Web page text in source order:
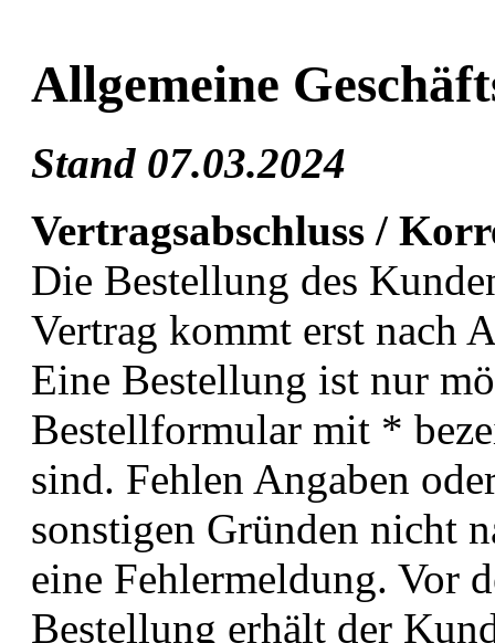
Allgemeine
Stand 07.03.2024
Vertragsabschluss /
Die Bestellung des
Vertrag kommt erst nach
Eine Bestellung ist nur
Bestellformular mit *
sind. Fehlen Angaben
sonstigen Gründen nicht
eine Fehlermeldung. Vor
Bestellung erhält der